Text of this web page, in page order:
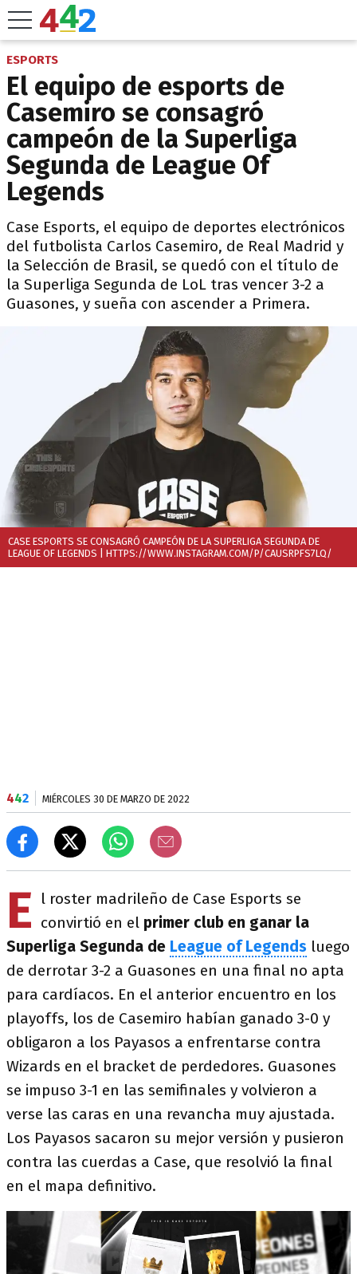
ESPORTS
El equipo de esports de
Casemiro se consagró
campeón de la Superliga
Segunda de League Of
Legends
Case Esports, el equipo de deportes electrónicos
del futbolista Carlos Casemiro, de Real Madrid y
la Selección de Brasil, se quedó con el título de
la Superliga Segunda de LoL tras vencer 3-2 a
Guasones, y sueña con ascender a Primera.
CASE ESPORTS SE CONSAGRÓ CAMPEÓN DE LA SUPERLIGA SEGUNDA DE
LEAGUE OF LEGENDS | HTTPS://WWW.INSTAGRAM.COM/P/CAUSRPFS7LQ/
442 MIÉRCOLES 30 DE MARZO DE 2022
E
l roster madrileño de Case Esports se
convirtió en el primer club en ganar la
Superliga Segunda de League of Legends luego
de derrotar 3-2 a Guasones en una final no apta
para cardíacos. En el anterior encuentro en los
playoffs, los de Casemiro habían ganado 3-0 y
obligaron a los Payasos a enfrentarse contra
Wizards en el bracket de perdedores. Guasones
se impuso 3-1 en las semifinales y volvieron a
verse las caras en una revancha muy ajustada.
Los Payasos sacaron su mejor versión y pusieron
contra las cuerdas a Case, que resolvió la final
en el mapa definitivo.